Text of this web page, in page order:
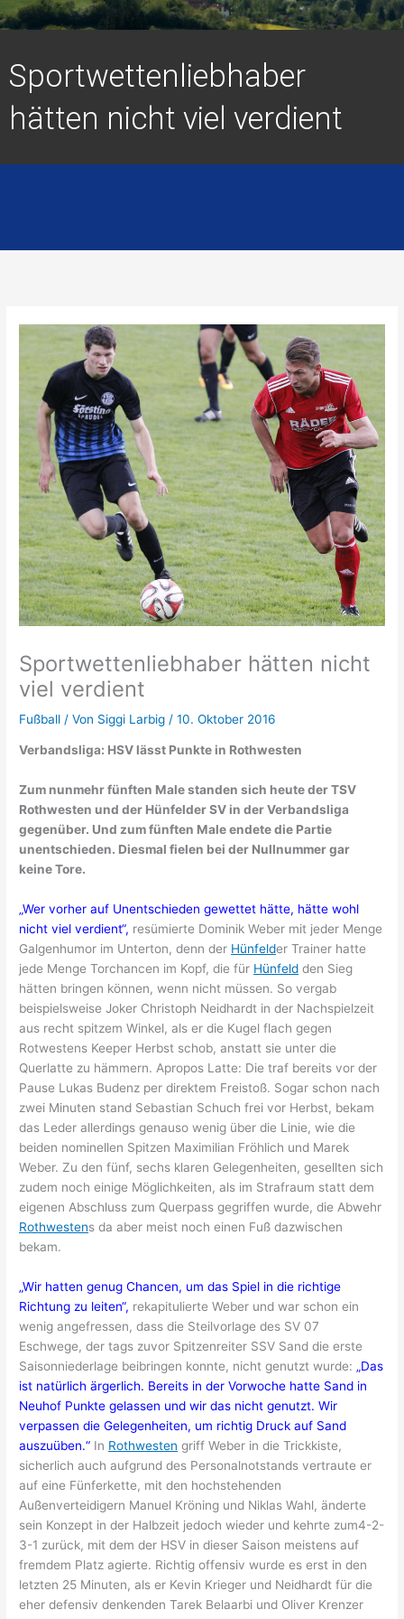
Sportwettenliebhaber
hätten nicht viel verdient
Sportwettenliebhaber hätten nicht
viel verdient
Fußball / Von Siggi Larbig /10. Oktober 2016
Verbandsliga: HSV lässt Punkte in Rothwesten
Zum nunmehr fünften Male standen sich heute der TSV
Rothwesten und der Hünfelder SV in der Verbandsliga
gegenüber. Und zum fünften Male endete die Partie
unentschieden. Diesmal fielen bei der Nullnummer gar
keine Tore.
„Wer vorher auf Unentschieden gewettet hätte, hätte wohl
nicht viel verdient“, resümierte Dominik Weber mit jeder Menge
Galgenhumor im Unterton, denn der Hünfelder Trainer hatte
jede Menge Torchancen im Kopf, die für Hünfeld den Sieg
hätten bringen können, wenn nicht müssen. So vergab
beispielsweise Joker Christoph Neidhardt in der Nachspielzeit
aus recht spitzem Winkel, als er die Kugel flach gegen
Rotwestens Keeper Herbst schob, anstatt sie unter die
Querlatte zu hämmern. Apropos Latte: Die traf bereits vor der
Pause Lukas Budenz per direktem Freistoß. Sogar schon nach
zwei Minuten stand Sebastian Schuch frei vor Herbst, bekam
das Leder allerdings genauso wenig über die Linie, wie die
beiden nominellen Spitzen Maximilian Fröhlich und Marek
Weber. Zu den fünf, sechs klaren Gelegenheiten, gesellten sich
zudem noch einige Möglichkeiten, als im Strafraum statt dem
eigenen Abschluss zum Querpass gegriffen wurde, die Abwehr
Rothwestens da aber meist noch einen Fuß dazwischen
bekam.
„Wir hatten genug Chancen, um das Spiel in die richtige
Richtung zu leiten“, rekapitulierte Weber und war schon ein
wenig angefressen, dass die Steilvorlage des SV 07
Eschwege, der tags zuvor Spitzenreiter SSV Sand die erste
Saisonniederlage beibringen konnte, nicht genutzt wurde: „Das
ist natürlich ärgerlich. Bereits in der Vorwoche hatte Sand in
Neuhof Punkte gelassen und wir das nicht genutzt. Wir
verpassen die Gelegenheiten, um richtig Druck auf Sand
auszuüben.“ In Rothwesten griff Weber in die Trickkiste,
sicherlich auch aufgrund des Personalnotstands vertraute er
auf eine Fünferkette, mit den hochstehenden
Außenverteidigern Manuel Kröning und Niklas Wahl, änderte
sein Konzept in der Halbzeit jedoch wieder und kehrte zum4-2-
3-1 zurück, mit dem der HSV in dieser Saison meistens auf
fremdem Platz agierte. Richtig offensiv wurde es erst in den
letzten 25 Minuten, als er Kevin Krieger und Neidhardt für die
eher defensiv denkenden Tarek Belaarbi und Oliver Krenzer